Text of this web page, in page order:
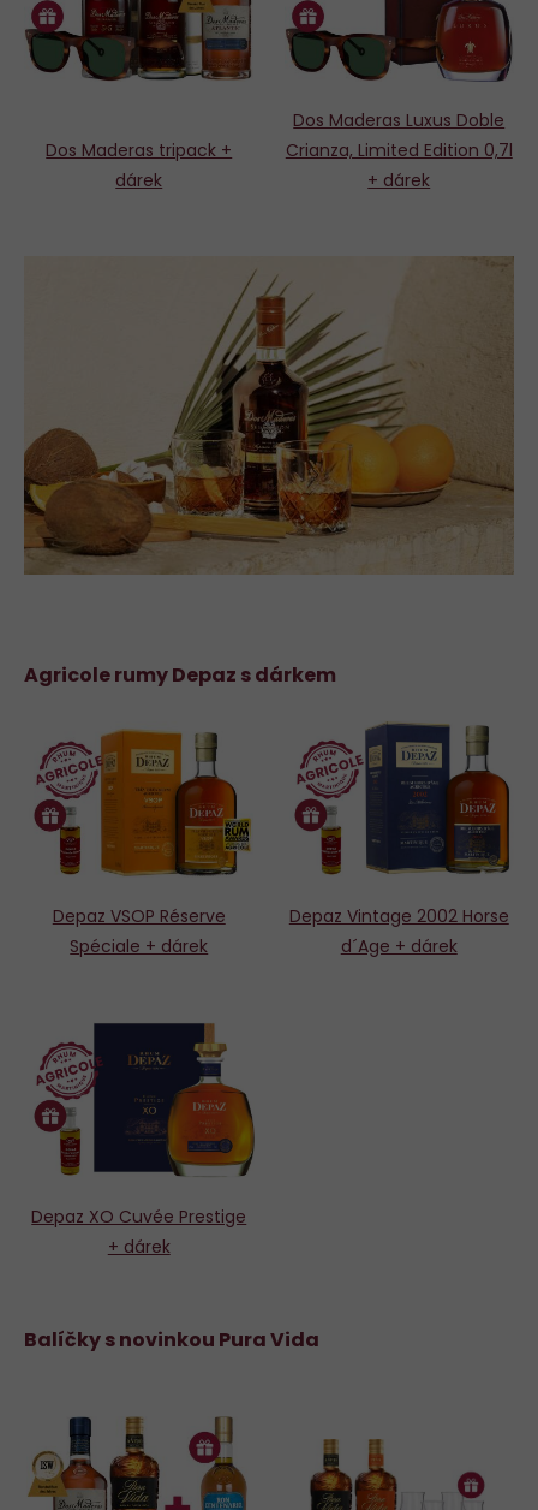
Dos Maderas tripack +
dárek
Dos Maderas Luxus Doble
Crianza, Limited Edition 0,7l
+ dárek
Agricole rumy Depaz s dárkem
Depaz VSOP Réserve
Spéciale + dárek
Depaz Vintage 2002 Horse
d´Age + dárek
Depaz XO Cuvée Prestige
+ dárek
Balíčky s novinkou Pura Vida